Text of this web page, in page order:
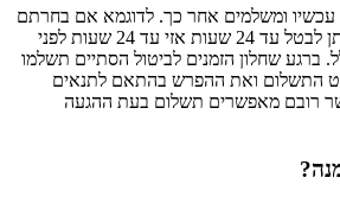
עכשיו ומשלמים אחר כך. לדוגמא אם בחרתם
אטרקציה לעוד שבוע שניתן לבטל עד 24 שעות אזי עד 24 שעות לפני
ברגע שחלון הזמנים לביטול הסתיים תשלמו
התשלום ואת ההפרש בהתאם לתנאים
רובם מאפשרים תשלום בעת ההגעה